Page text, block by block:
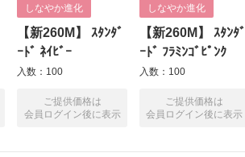
しなやか進化
【新260M】 ｽﾀﾝﾀﾞ
ｰﾄﾞ ﾈｲﾋﾞｰ
入数：100
ご提供価格は
会員ログイン後に表示
しなやか進化
【新260M】 ｽﾀﾝﾀﾞ
ｰﾄﾞ ﾌﾗﾐﾝｺﾞﾋﾟﾝｸ
入数：100
ご提供価格は
会員ログイン後に表示